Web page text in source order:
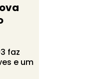
faz
e um